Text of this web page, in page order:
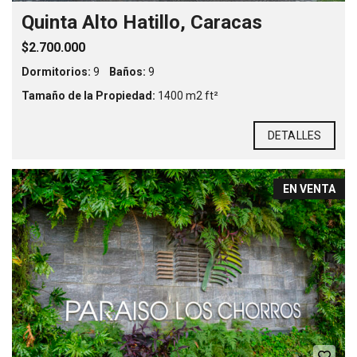
Quinta Alto Hatillo, Caracas
$2.700.000
Dormitorios: 9 Baños: 9
Tamaño de la Propiedad: 1400 m2 ft²
DETALLES
EN VENTA